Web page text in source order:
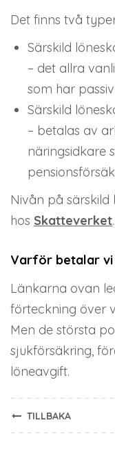
Det finns två
Särskild
– det allra
som har
Särskild
– betalas av
näringsidkare
Nivån på särskild
hos Skatteverket.
Varför betalar
Länkarna ovan
förteckning över
Men de största
sjukförsäkring,
löneavgift.
TILLBAKA